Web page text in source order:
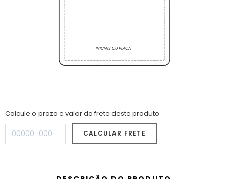
INICIAIS OU PLACA
Calcule o prazo e valor do frete deste produto